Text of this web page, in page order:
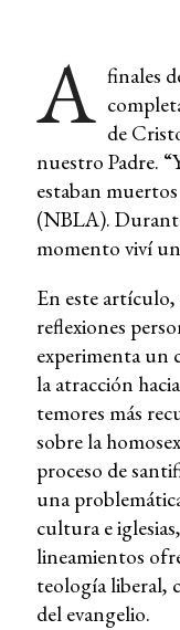
A finales
de
nuestro Padre.
estaban
(NBLA).
momento viví
En este
reflexiones
experimenta un
la atracción
temores más
sobre la
proceso de
una
cultura e
lineamientos
teología liberal,
del evangelio.